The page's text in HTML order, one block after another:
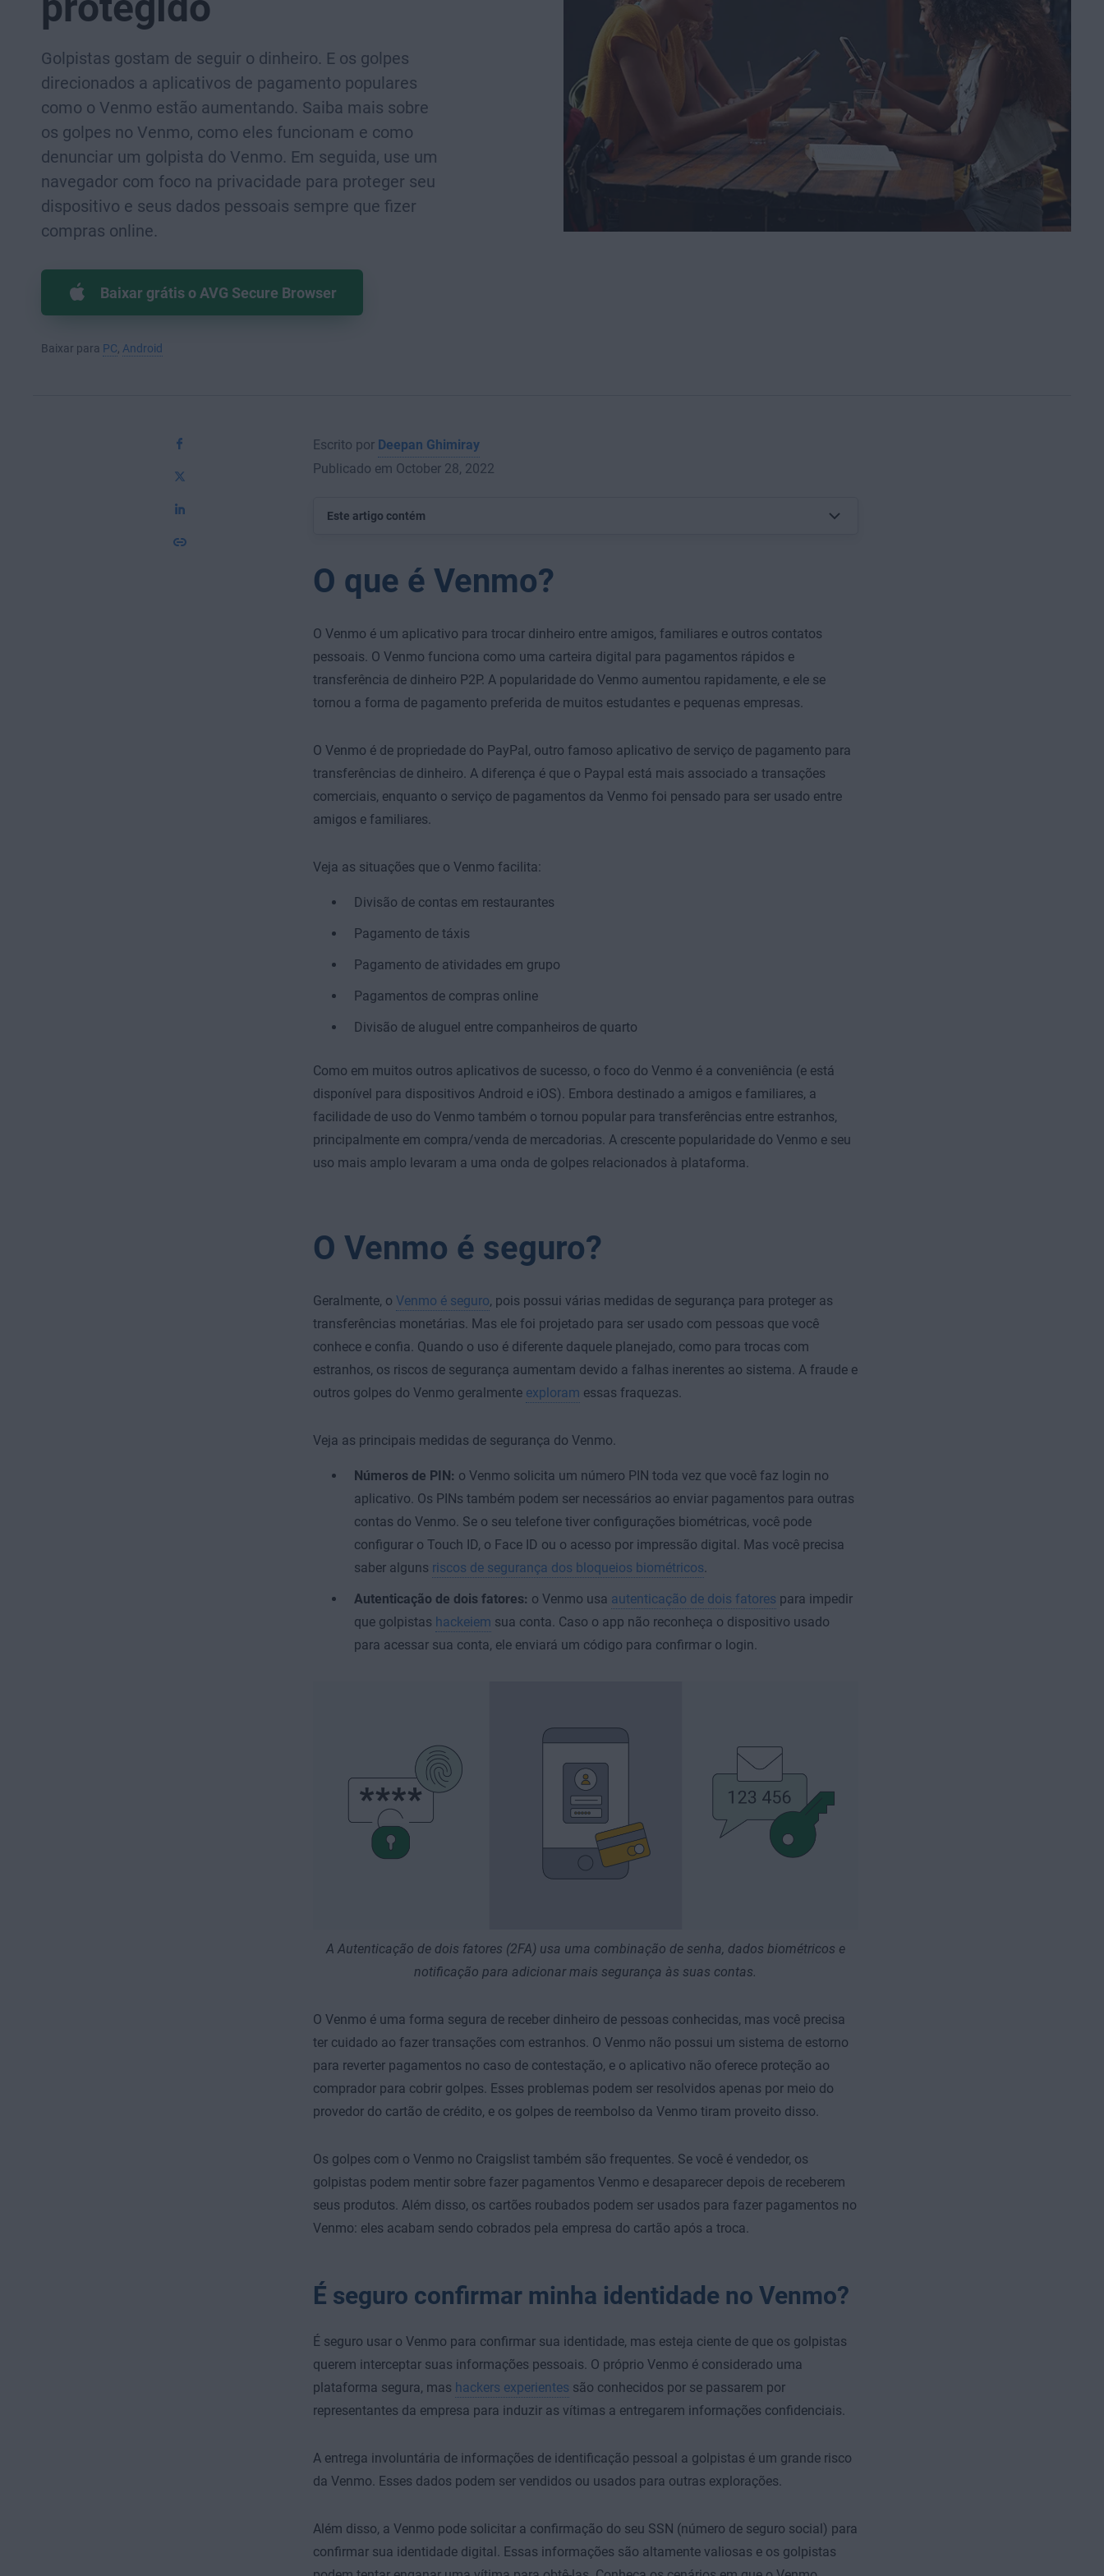
Golpistas gostam de seguir o dinheiro. E os golpes
direcionados a aplicativos de pagamento populares
como o Venmo estão aumentando. Saiba mais sobre
os golpes no Venmo, como eles funcionam e como
denunciar um golpista do Venmo. Em seguida, use um
navegador com foco na privacidade para proteger seu
dispositivo e seus dados pessoais sempre que fizer
compras online.
Baixar grátis o AVG Secure Browser
Baixar para PC Android
Escrito por Deepan Ghimiray
Publicado em October 28, 2022
Este artigo contém
O que é Venmo?
O Venmo é um aplicativo para trocar dinheiro entre amigos, familiares e outros contatos
pessoais. O Venmo funciona como uma carteira digital para pagamentos rápidos e
transferência de dinheiro P2P. A popularidade do Venmo aumentou rapidamente, e ele se
tornou a forma de pagamento preferida de muitos estudantes e pequenas empresas.
O Venmo é de propriedade do PayPal, outro famoso aplicativo de serviço de pagamento para
transferências de dinheiro. A diferença é que o Paypal está mais associado a transações
comerciais, enquanto o serviço de pagamentos da Venmo foi pensado para ser usado entre
amigos e familiares.
Veja as situações que o Venmo facilita:
Divisão de contas em restaurantes
Pagamento de táxis
Pagamento de atividades em grupo
Pagamentos de compras online
Divisão de aluguel entre companheiros de quarto
Como em muitos outros aplicativos de sucesso, o foco do Venmo é a conveniência (e está
disponível para dispositivos Android e iOS). Embora destinado a amigos e familiares, a
facilidade de uso do Venmo também o tornou popular para transferências entre estranhos,
principalmente em compra/venda de mercadorias. A crescente popularidade do Venmo e seu
uso mais amplo levaram a uma onda de golpes relacionados à plataforma.
O Venmo é seguro?
Geralmente, o Venmo é seguro, pois possui várias medidas de segurança para proteger as
transferências monetárias. Mas ele foi projetado para ser usado com pessoas que você
conhece e confia. Quando o uso é diferente daquele planejado, como para trocas com
estranhos, os riscos de segurança aumentam devido a falhas inerentes ao sistema. A fraude e
outros golpes do Venmo geralmente exploram essas fraquezas.
Veja as principais medidas de segurança do Venmo.
Números de PIN: o Venmo solicita um número PIN toda vez que você faz login no
aplicativo. Os PINs também podem ser necessários ao enviar pagamentos para outras
contas do Venmo. Se o seu telefone tiver configurações biométricas, você pode
configurar o Touch ID, o Face ID ou o acesso por impressão digital. Mas você precisa
saber alguns riscos de segurança dos bloqueios biométricos.
Autenticação de dois fatores: o Venmo usa autenticação de dois fatores para impedir
que golpistas hackeiem sua conta. Caso o app não reconheça o dispositivo usado
para acessar sua conta, ele enviará um código para confirmar o login.
A Autenticação de dois fatores (2FA) usa uma combinação de senha, dados biométricos e
notificação para adicionar mais segurança às suas contas.
O Venmo é uma forma segura de receber dinheiro de pessoas conhecidas, mas você precisa
ter cuidado ao fazer transações com estranhos. O Venmo não possui um sistema de estorno
para reverter pagamentos no caso de contestação, e o aplicativo não oferece proteção ao
comprador para cobrir golpes. Esses problemas podem ser resolvidos apenas por meio do
provedor do cartão de crédito, e os golpes de reembolso da Venmo tiram proveito disso.
Os golpes com o Venmo no Craigslist também são frequentes. Se você é vendedor, os
golpistas podem mentir sobre fazer pagamentos Venmo e desaparecer depois de receberem
seus produtos. Além disso, os cartões roubados podem ser usados para fazer pagamentos no
Venmo: eles acabam sendo cobrados pela empresa do cartão após a troca.
É seguro confirmar minha identidade no Venmo?
É seguro usar o Venmo para confirmar sua identidade, mas esteja ciente de que os golpistas
querem interceptar suas informações pessoais. O próprio Venmo é considerado uma
plataforma segura, mas hackers experientes são conhecidos por se passarem por
representantes da empresa para induzir as vítimas a entregarem informações confidenciais.
A entrega involuntária de informações de identificação pessoal a golpistas é um grande risco
da Venmo. Esses dados podem ser vendidos ou usados para outras explorações.
Além disso, a Venmo pode solicitar a confirmação do seu SSN (número de seguro social) para
confirmar sua identidade digital. Essas informações são altamente valiosas e os golpistas